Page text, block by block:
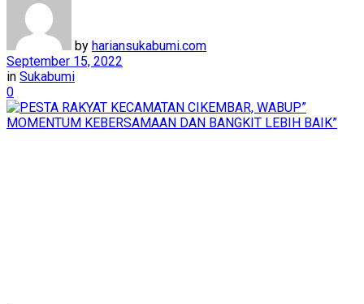
by hariansukabumi.com
September 15, 2022
in Sukabumi
0